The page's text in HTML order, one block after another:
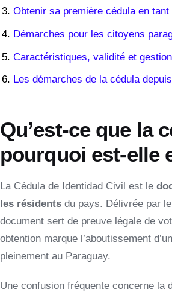
Obtenir sa première cédula en
Démarches pour les citoyens
Caractéristiques, validité et
Les démarches de la cédula
Qu’est-ce que la
pourquoi est-elle
La Cédula de Identidad Civil est le
les résidents du pays. Délivrée par
document sert de preuve légale de
obtention marque l’aboutissement
pleinement au Paraguay.
Une confusion fréquente concerne la